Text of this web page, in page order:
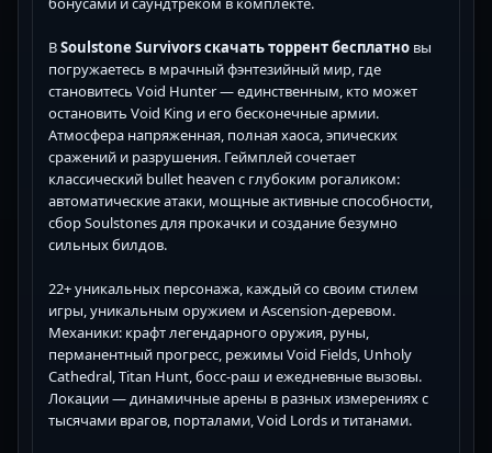
ВSoulstone Survivors скачать торрент бесплатно вы
погружаетесь в мрачный фэнтезийный мир, где
становитесь Void Hunter — единственным, кто может
остановить Void King и его бесконечные армии.
Атмосфера напряженная, полная хаоса, эпических
сражений и разрушения. Геймплей сочетает
классический bullet heaven с глубоким рогаликом:
автоматические атаки, мощные активные способности,
сбор Soulstones для прокачки и создание безумно
сильных билдов.
22+ уникальных персонажа, каждый со своим стилем
игры, уникальным оружием и Ascension-деревом.
Механики: крафт легендарного оружия, руны,
перманентный прогресс, режимы Void Fields, Unholy
Cathedral, Titan Hunt, босс-раш и ежедневные вызовы.
Локации — динамичные арены в разных измерениях с
тысячами врагов, порталами, Void Lords и титанами.